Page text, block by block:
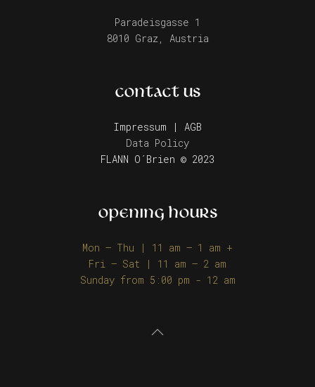
Paradeisgasse 1
8010 Graz, Austria
CONTACT US
Impressum | AGB
Data Policy
FLANN O´Brien © 2023
OPENING HOURS
Mon – Thu | 11 am – 1 am +
Fri – Sat | 11 am – 2 am
Sunday from 5:00 pm - 12 am